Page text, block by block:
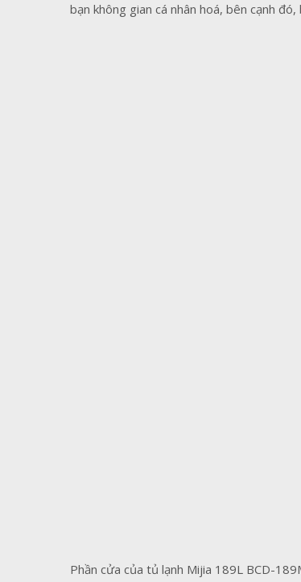
bạn không gian cá nhân hoá, bên cạnh
Phần cửa của tủ lạnh Mijia 189L BCD-